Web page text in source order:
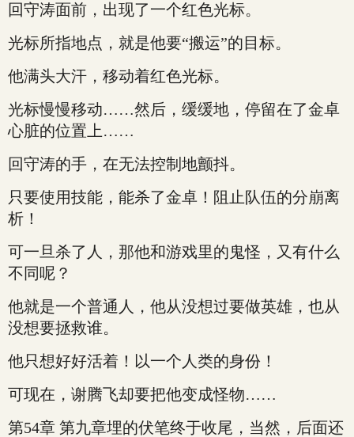
回守涛面前，出现了一个红色光标。
光标所指地点，就是他要“搬运”的目标。
他满头大汗，移动着红色光标。
光标慢慢移动……然后，缓缓地，停留在了金卓
心脏的位置上……
回守涛的手，在无法控制地颤抖。
只要使用技能，能杀了金卓！阻止队伍的分崩离
析！
可一旦杀了人，那他和游戏里的鬼怪，又有什么
不同呢？
他就是一个普通人，他从没想过要做英雄，也从
没想要拯救谁。
他只想好好活着！以一个人类的身份！
可现在，谢腾飞却要把他变成怪物……
第54章 第九章埋的伏笔终于收尾，当然，后面还